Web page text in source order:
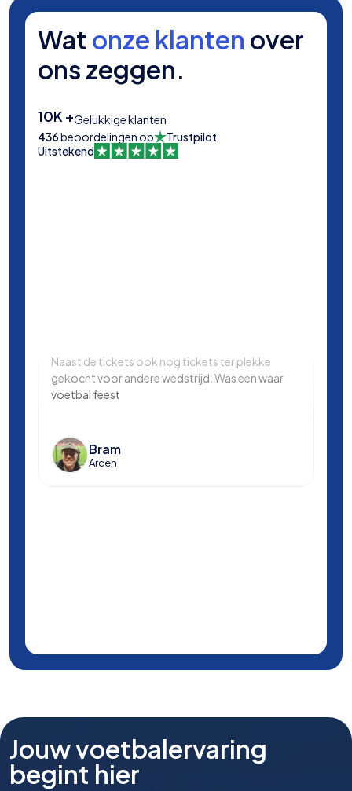
Wat onze klanten over
ons zeggen.
10K +Gelukkige klanten
436beoordelingen op
Trustpilot
Uitstekend
Naast de tickets ook nog tickets ter plekke
gekocht voor andere wedstrijd. Was een waar
voetbal feest
Bram
Arcen
Jouw voetbalervaring
begint hier